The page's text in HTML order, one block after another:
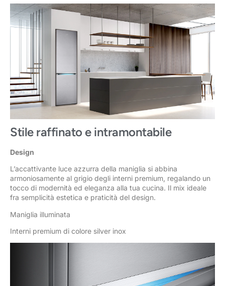
Stile raffinato e intramontabile
Design
L’accattivante luce azzurra della maniglia si abbina
armoniosamente al grigio degli interni premium, regalando un
tocco di modernità ed eleganza alla tua cucina. Il mix ideale
fra semplicità estetica e praticità del design.
Maniglia illuminata
Interni premium di colore silver inox